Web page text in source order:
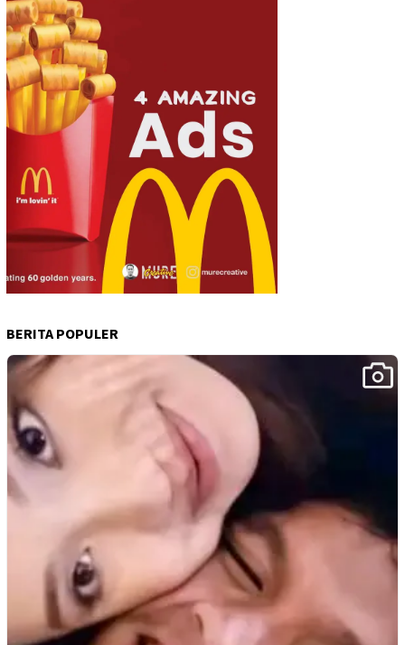
BERITA POPULER